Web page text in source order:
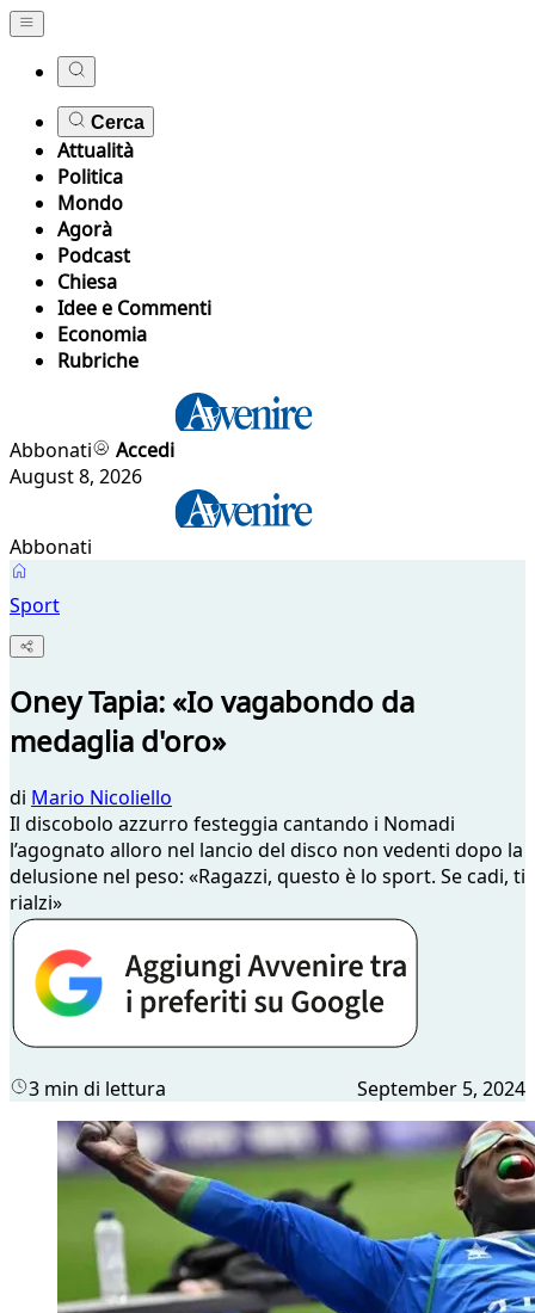
Cerca
Attualità
Politica
Mondo
Agorà
Podcast
Chiesa
Idee e Commenti
Economia
Rubriche
Abbonati
Accedi
August 8, 2026
Abbonati
Sport
Oney Tapia: «Io vagabondo da
medaglia d'oro»
di Mario Nicoliello
Il discobolo azzurro festeggia cantando i Nomadi
l’agognato alloro nel lancio del disco non vedenti dopo la
delusione nel peso: «Ragazzi, questo è lo sport. Se cadi, ti
rialzi»
3 min di lettura September 5, 2024